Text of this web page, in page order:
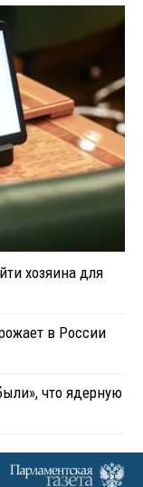
хозяина для
в России
что ядерную